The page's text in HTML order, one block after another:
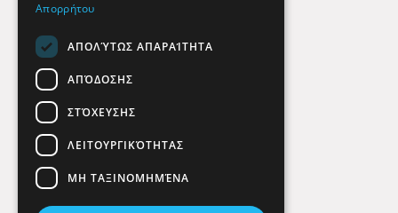
Social Media
Απορρήτου
ΑΠΟΛΎΤΩΣ ΑΠΑΡΑΊΤΗΤΑ
ΑΠΌΔΟΣΗΣ
ΣΤΌΧΕΥΣΗΣ
ΛΕΙΤΟΥΡΓΙΚΌΤΗΤΑΣ
ΜΗ ΤΑΞΙΝΟΜΗΜΈΝΑ